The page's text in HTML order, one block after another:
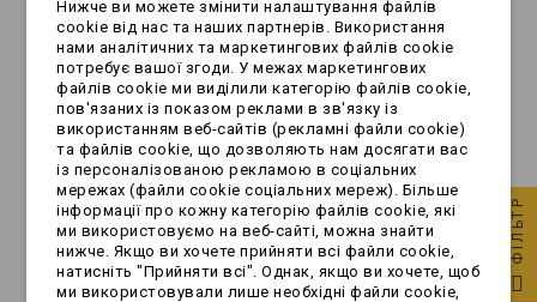
Uchwyt wtyczki -
CZERWONY/BORDOWY
plastikowy
6,99 zł
Uchwyt wtyczki -
NIEBIESKI plastikowy
6,99 zł
ФІЛЬТР
Нижче ви можете змінити налаштування файлів
cookie від нас та наших партнерів. Використання
нами аналітичних та маркетингових файлів cookie
потребує вашої згоди. У межах маркетингових
файлів cookie ми виділили категорію файлів cookie,
пов'язаних із показом реклами в зв'язку із
використанням веб-сайтів (рекламні файли cookie)
та файлів cookie, що дозволяють нам досягати вас
із персоналізованою рекламою в соціальних
мережах (файли cookie соціальних мереж). Більше
інформації про кожну категорію файлів cookie, які
ми використовуємо на веб-сайті, можна знайти
нижче. Якщо ви хочете прийняти всі файли cookie,
натисніть "Прийняти всі". Однак, якщо ви хочете, щоб
ми використовували лише необхідні файли cookie,